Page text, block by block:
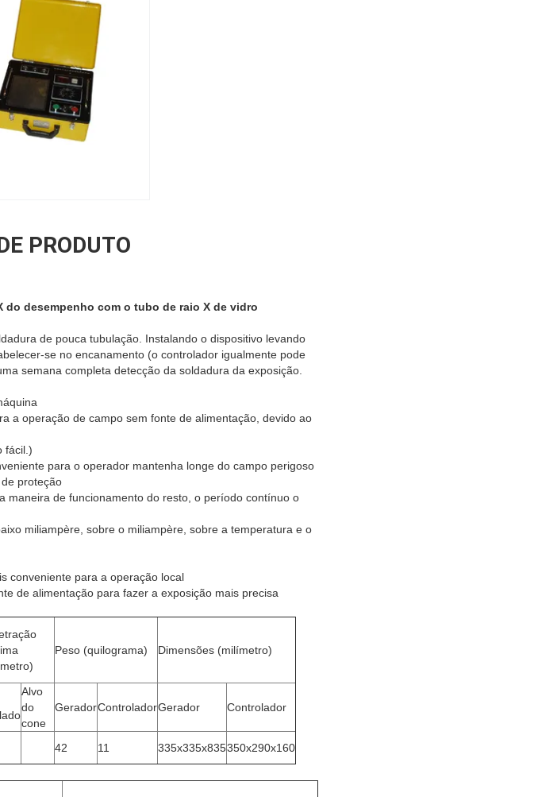
PRODUTO
do desempenho com o tubo de raio X de vidro
de pouca tubulação. Instalando o dispositivo levando
se no encanamento (o controlador igualmente pode
semana completa detecção da soldadura da exposição.
a operação de campo sem fonte de alimentação, devido ao
fácil.)
para o operador mantenha longe do campo perigoso
proteção
maneira de funcionamento do resto, o período contínuo o
miliampère, sobre o miliampère, sobre a temperatura e o
conveniente para a operação local
de alimentação para fazer a exposição mais precisa
Peso (quilograma) Dimensões (milímetro)
Alvo
do
cone
GeradorControladorGerador Controlador
42 11 335x335x835350x290x160